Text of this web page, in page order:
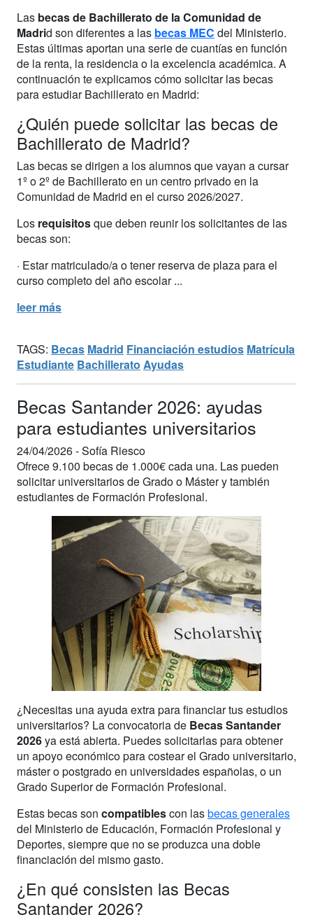
Las becas de Bachillerato de la Comunidad de
Madrid son diferentes a las becas MEC del Ministerio.
Estas últimas aportan una serie de cuantías en función
de la renta, la residencia o la excelencia académica. A
continuación te explicamos cómo solicitar las becas
para estudiar Bachillerato en Madrid:
¿Quién puede solicitar las becas de
Bachillerato de Madrid?
Las becas se dirigen a los alumnos que vayan a cursar
1º o 2º de Bachillerato en un centro privado en la
Comunidad de Madrid en el curso 2026/2027.
Los requisitosque deben reunir los solicitantes de las
becas son:
· Estar matriculado/a o tener reserva de plaza para el
curso completo del año escolar ...
leer más
TAGS: Becas Madrid Financiación estudios Matrícula
Estudiante Bachillerato Ayudas
Becas Santander 2026: ayudas
para estudiantes universitarios
24/04/2026 -Sofía Riesco
Ofrece 9.100 becas de 1.000€ cada una. Las pueden
solicitar universitarios de Grado o Máster y también
estudiantes de Formación Profesional.
¿Necesitas una ayuda extra para financiar tus estudios
universitarios? La convocatoria de Becas Santander
2026ya está abierta. Puedes solicitarlas para obtener
un apoyo económico para costear el Grado universitario,
máster o postgrado en universidades españolas, o un
Grado Superior de Formación Profesional.
Estas becas son compatiblescon lasbecas generales
del Ministerio de Educación, Formación Profesional y
Deportes, siempre que no se produzca una doble
financiación del mismo gasto.
¿En qué consisten las Becas
Santander 2026?